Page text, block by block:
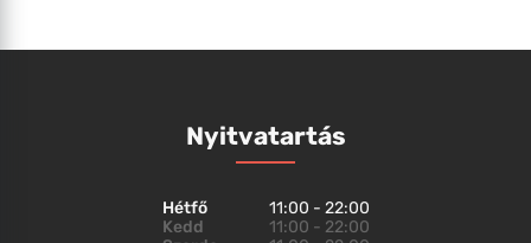
Nyitvatartás
Hétfő
11:00 - 22:00
Kedd
11:00 - 22:00